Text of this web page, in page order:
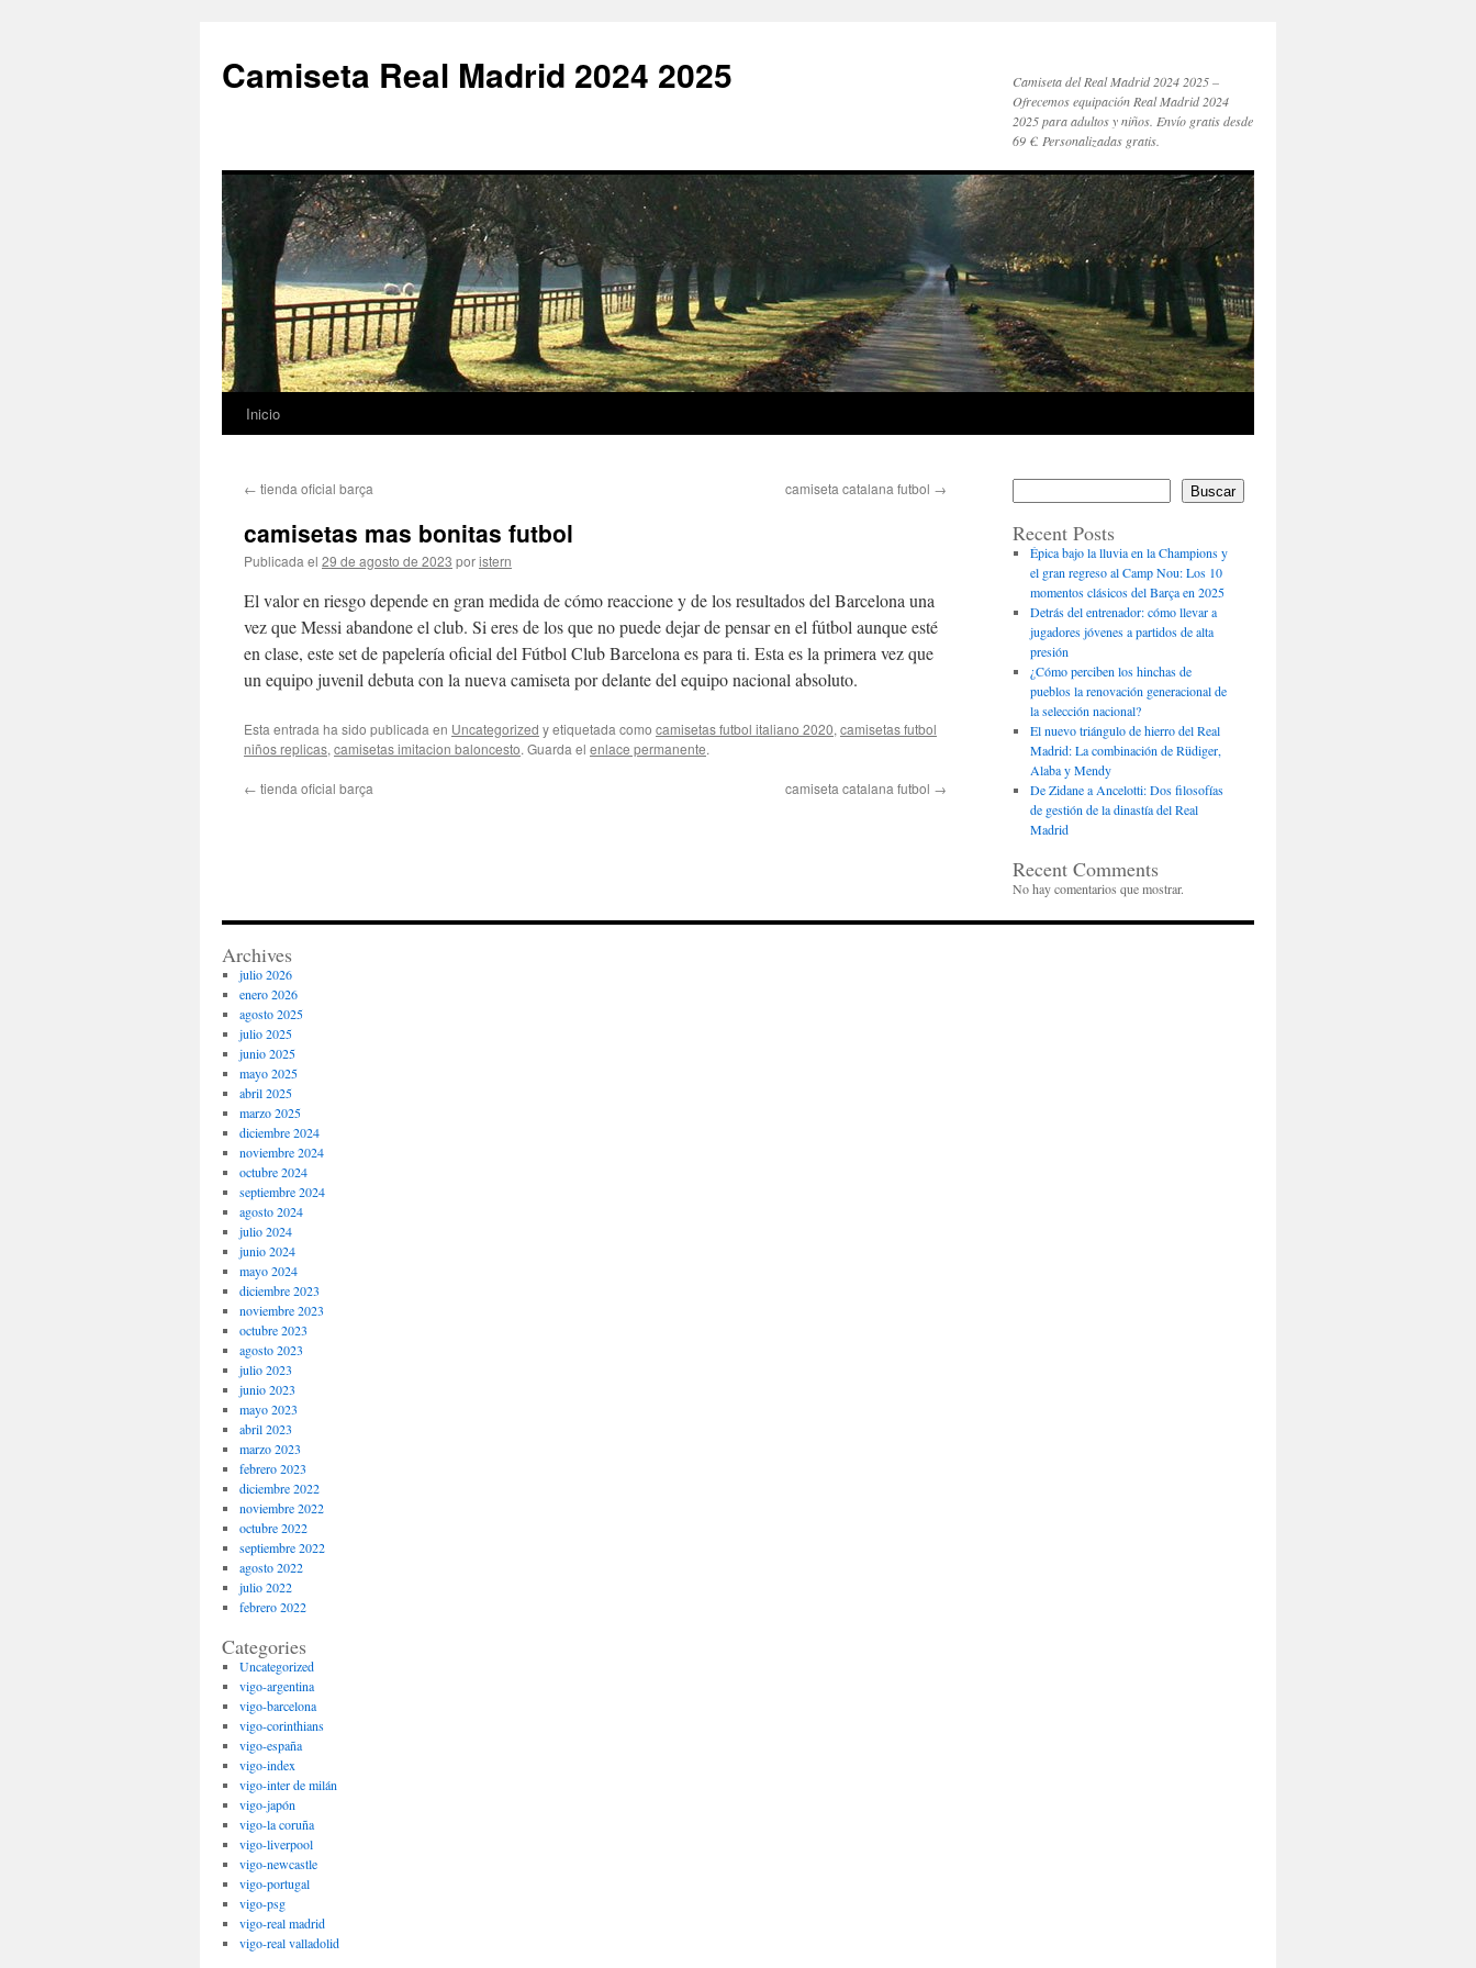
Camiseta Real Madrid 2024 2025
Camiseta del Real Madrid 2024 2025 –
Ofrecemos equipación Real Madrid 2024
2025 para adultos y niños. Envío gratis desde
69 €. Personalizadas gratis.
Saltar
contenido
Inicio
← tienda oficial barça camiseta catalana futbol →
camisetas mas bonitas futbol
Publicada el 29 de agosto de 2023 poristern
El valor en riesgo depende en gran medida de cómo reaccione y de los resultados del Barcelona una
vez que Messi abandone el club. Si eres de los que no puede dejar de pensar en el fútbol aunque esté
en clase, este set de papelería oficial del Fútbol Club Barcelona es para ti. Esta es la primera vez que
un equipo juvenil debuta con la nueva camiseta por delante del equipo nacional absoluto.
Esta entrada ha sido publicada en Uncategorized y etiquetada como camisetas futbol italiano 2020, camisetas futbol
niños replicas, camisetas imitacion baloncesto. Guarda el enlace permanente.
← tienda oficial barça camiseta catalana futbol →
Buscar
Recent Posts
Épica bajo la lluvia en la Champions y
el gran regreso al Camp Nou: Los 10
momentos clásicos del Barça en 2025
Detrás del entrenador: cómo llevar a
jugadores jóvenes a partidos de alta
presión
¿Cómo perciben los hinchas de
pueblos la renovación generacional de
la selección nacional?
El nuevo triángulo de hierro del Real
Madrid: La combinación de Rüdiger,
Alaba y Mendy
De Zidane a Ancelotti: Dos filosofías
de gestión de la dinastía del Real
Madrid
Recent Comments
No hay comentarios que mostrar.
Archives
julio 2026
enero 2026
agosto 2025
julio 2025
junio 2025
mayo 2025
abril 2025
marzo 2025
diciembre 2024
noviembre 2024
octubre 2024
septiembre 2024
agosto 2024
julio 2024
junio 2024
mayo 2024
diciembre 2023
noviembre 2023
octubre 2023
agosto 2023
julio 2023
junio 2023
mayo 2023
abril 2023
marzo 2023
febrero 2023
diciembre 2022
noviembre 2022
octubre 2022
septiembre 2022
agosto 2022
julio 2022
febrero 2022
Categories
Uncategorized
vigo-argentina
vigo-barcelona
vigo-corinthians
vigo-españa
vigo-index
vigo-inter de milán
vigo-japón
vigo-la coruña
vigo-liverpool
vigo-newcastle
vigo-portugal
vigo-psg
vigo-real madrid
vigo-real valladolid